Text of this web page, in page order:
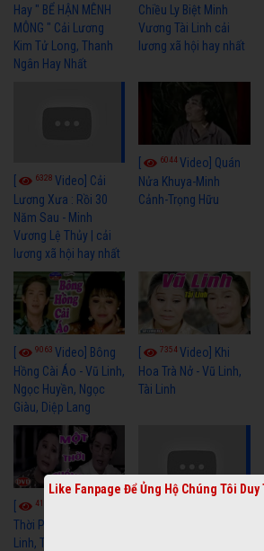
Hay " BỂ HẬN MÊNH
MÔNG " Cải Lương
Kim Tử Long, Thanh
Ngân Hay Nhất
Chiều Ly Biệt Minh
Vương Tài Linh cải
lương xã hội hay nhất
6328 Video] Cải
Lương Xưa : Rồi 30
Năm Sau - Minh
Vương Lệ Thủy | cải
lương xã hội hay nhất
6044Video] Quán
Nửa Khuya-Minh
Cảnh-Trọng Hữu
9063 Video] Bông
Hồng Cài Áo - Vũ Linh,
Ngọc Huyền, Ngọc
Giàu, Diệp Lang
7354Video] Khi
Hoa Trà Nở - Vũ Linh,
Tài Linh
4111
Thời Phóng Đãng - Vũ
Linh, Tài Linh, Chí Linh
Like Fanpage Để Ủng Hộ Chúng Tôi